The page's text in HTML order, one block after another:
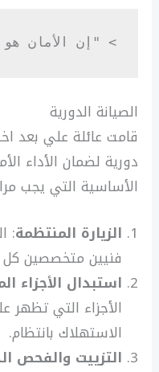
> "إن الأمان
الصيانة الدورية
قامت عائلة علي بعد
دورية لضمان الأداء
الأساسية التي يجب
الزيارة المنتظمة:
فنيين متخصصين
استبدال الأجزاء
الأجزاء التي تظهر
الاستهلاك بانتظام.
التزييت والفحص